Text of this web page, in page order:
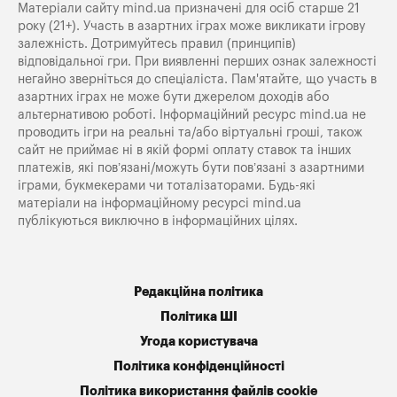
Матеріали сайту mind.ua призначені для осіб старше 21
року (21+). Участь в азартних іграх може викликати ігрову
залежність. Дотримуйтесь правил (принципів)
відповідальної гри. При виявленні перших ознак залежності
негайно зверніться до спеціаліста. Пам'ятайте, що участь в
азартних іграх не може бути джерелом доходів або
альтернативою роботі. Інформаційний ресурс mind.ua не
проводить ігри на реальні та/або віртуальні гроші, також
сайт не приймає ні в якій формі оплату ставок та інших
платежів, які пов’язані/можуть бути пов’язані з азартними
іграми, букмекерами чи тоталізаторами. Будь-які
матеріали на інформаційному ресурсі mind.ua
публікуються виключно в інформаційних цілях.
Редакційна політика
Політика ШІ
Угода користувача
Політика конфіденційності
Політика використання файлів cookie